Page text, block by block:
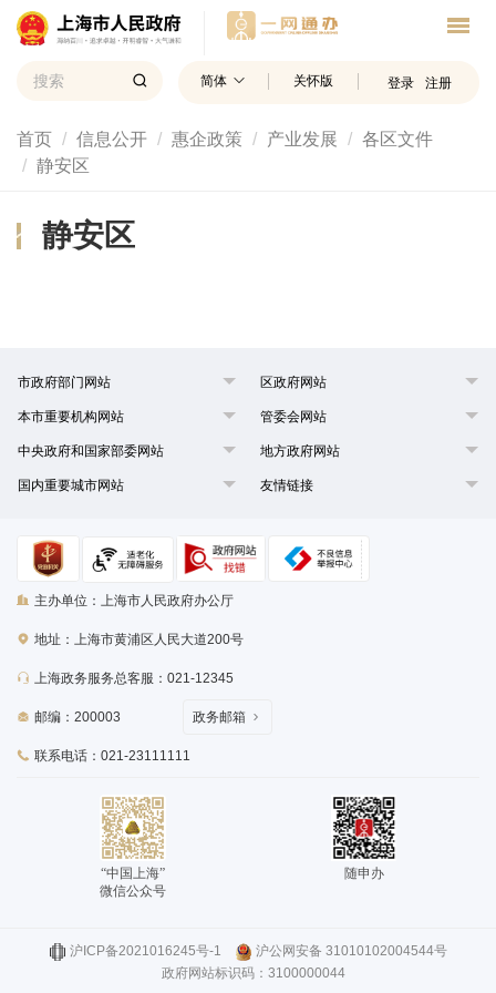
简体 关怀版 登录 注册
首页 信息公开 惠企政策 产业发展
各区文件
静安区
静安区
市政府部门网站 区政府网站
本市重要机构网站 管委会网站
中央政府和国家部委网站 地方政府网站
国内重要城市网站 友情链接
主办单位：上海市人民政府办公厅
地址：上海市黄浦区人民大道200号
上海政务服务总客服：021-12345
邮编：200003
联系电话：021-23111111
政务邮箱
“中国上海”
微信公众号
随申办
沪ICP备2021016245号-1
沪公网安备 31010102004544号
政府网站标识码：3100000044